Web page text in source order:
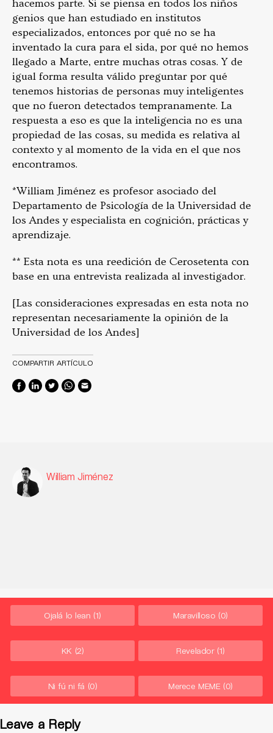
hacemos parte. Si se piensa en todos los niños
genios que han estudiado en institutos
especializados, entonces por qué no se ha
inventado la cura para el sida, por qué no hemos
llegado a Marte, entre muchas otras cosas. Y de
igual forma resulta válido preguntar por qué
tenemos historias de personas muy inteligentes
que no fueron detectados tempranamente. La
respuesta a eso es que la inteligencia no es una
propiedad de las cosas, su medida es relativa al
contexto y al momento de la vida en el que nos
encontramos.
*William Jiménez es profesor asociado del
Departamento de Psicología de la Universidad de
los Andes y especialista en cognición, prácticas y
aprendizaje.
** Esta nota es una reedición de Cerosetenta con
base en una entrevista realizada al investigador.
[Las consideraciones expresadas en esta nota no
representan necesariamente la opinión de la
Universidad de los Andes]
COMPARTIR ARTÍCULO
William Jiménez
Ojalá lo lean (1) Maravilloso (0)
KK (2) Revelador (1)
Ni fú ni fá (0) Merece MEME (0)
Leave a Reply